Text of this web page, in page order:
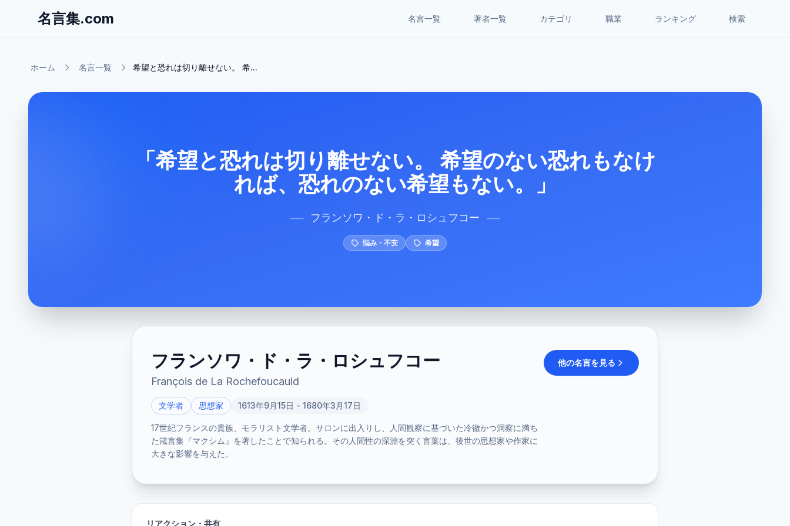
名言集.com 名言一覧 著者一覧 カテゴリ 職業 ランキング 検索
ホーム 名言一覧 希望と恐れは切り離せない。 希...
「希望と恐れは切り離せない。 希望のない恐れもなけ
れば、恐れのない希望もない。」
── フランソワ・ド・ラ・ロシュフコー ──
悩み・不安 希望
フランソワ・ド・ラ・ロシュフコー
François de La Rochefoucauld
文学者 思想家 1613年9月15日 - 1680年3月17日
17世紀フランスの貴族、モラリスト文学者。サロンに出入りし、人間観察に基づいた冷徹かつ洞察に満ち
た箴言集『マクシム』を著したことで知られる。その人間性の深淵を突く言葉は、後世の思想家や作家に
大きな影響を与えた。
他の名言を見る
リアクション・共有